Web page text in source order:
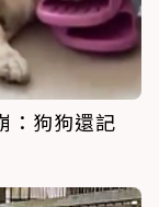
：狗狗還記